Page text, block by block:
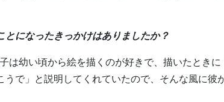
になったきっかけはありましたか？
は幼い頃から絵を描くのが好きで、描いたとき
うで」と説明してくれていたので、そんな風に彼